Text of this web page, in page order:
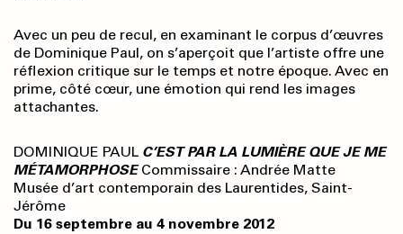
Avec un peu de recul, en examinant le corpus d’œuvres
de Dominique Paul, on s’aperçoit que l’artiste offre une
réflexion critique sur le temps et notre époque. Avec en
prime, côté cœur, une émotion qui rend les images
attachantes.
DOMINIQUE PAUL C’EST PAR LA LUMIÈRE QUE JE ME
MÉTAMORPHOSECommissaire : Andrée Matte
Musée d’art contemporain des Laurentides, Saint-
Jérôme
Du 16 septembre au 4 novembre 2012